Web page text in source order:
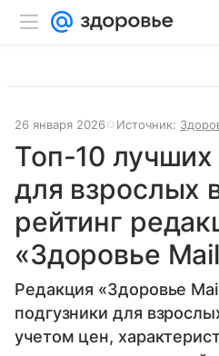
26 января 2026 Источник:
Топ-10 лучших
для взрослых
рейтинг
«Здоровье
Редакция «Здоровье
подгузники для
учетом цен,